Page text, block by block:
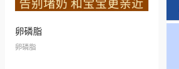
卵磷脂
卵磷脂